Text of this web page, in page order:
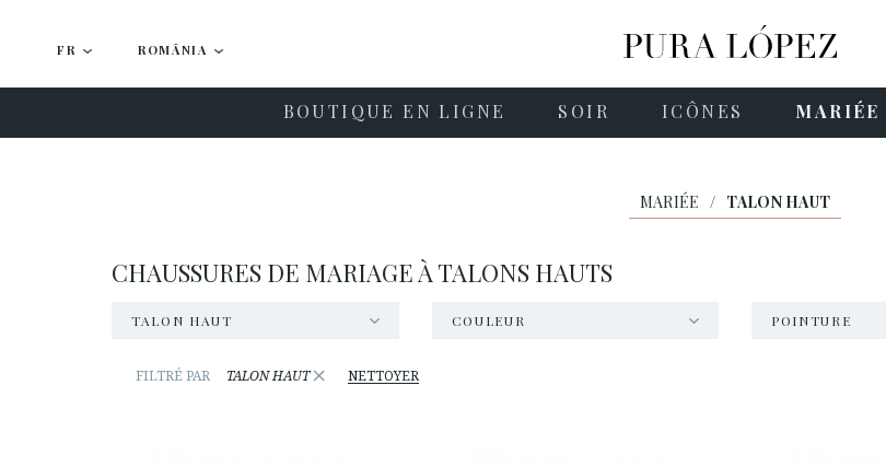
FR ROMÂNIA
BOUTIQUE EN LIGNE SOIR ICÔNES MARIÉE
MARIÉE / TALON HAUT
CHAUSSURES DE MARIAGE À TALONS HAUTS
TALON HAUT COULEUR POINTURE
FILTRÉ PAR TALON HAUT × NETTOYER